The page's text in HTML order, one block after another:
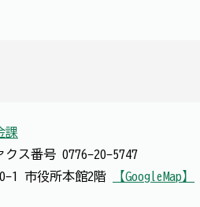
課
クス番号 0776-20-5747
1 市役所本館2階
【GoogleMap】